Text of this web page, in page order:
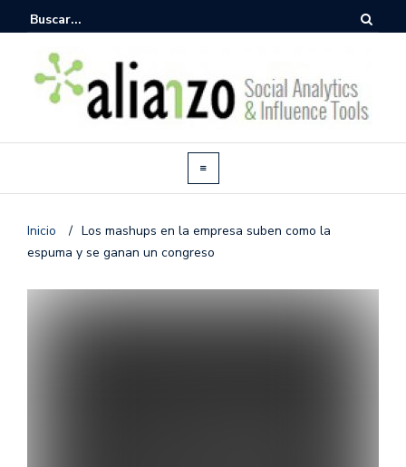
Inicio / Los mashups en la empresa suben como la
espuma y se ganan un congreso